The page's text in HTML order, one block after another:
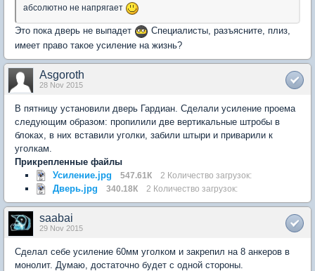
абсолютно не напрягает
Это пока дверь не выпадет
Специалисты, разъясните, плиз,
имеет право такое усиление на жизнь?
Asgoroth
28 Nov 2015
В пятницу установили дверь Гардиан. Сделали усиление проема
следующим образом: пропилили две вертикальные штробы в
блоках, в них вставили уголки, забили штыри и приварили к
уголкам.
Прикрепленные файлы
Усиление.jpg
547.61К 2 Количество загрузок:
Дверь.jpg 340.18К 2 Количество загрузок:
saabai
29 Nov 2015
Сделал себе усиление 60мм уголком и закрепил на 8 анкеров в
монолит. Думаю, достаточно будет с одной стороны.